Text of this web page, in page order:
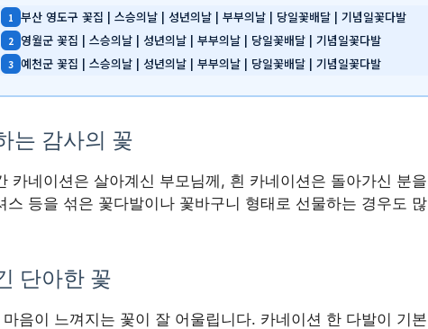
1 부산 영도구 꽃집 | 스승의날 | 성년의날 | 부부의날 | 당일꽃배달 | 기념일꽃다발
2 영월군 꽃집 | 스승의날 | 성년의날 | 부부의날 | 당일꽃배달 | 기념일꽃다발
3 예천군 꽃집 | 스승의날 | 성년의날 | 부부의날 | 당일꽃배달 | 기념일꽃다발
는 감사의 꽃
카네이션은 살아계신 부모님께, 흰 카네이션은 돌아가신 분
등을 섞은 꽃다발이나 꽃바구니 형태로 선물하는 경우도
단아한 꽃
음이 느껴지는 꽃이 잘 어울립니다. 카네이션 한 다발이 기